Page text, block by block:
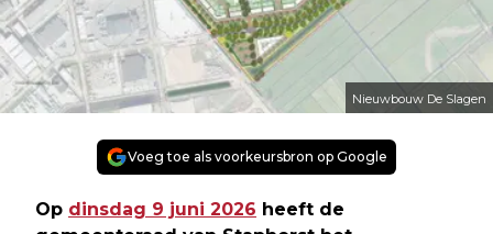
Nieuwbouw De Slagen
Voeg toe als voorkeursbron op Google
Op dinsdag 9 juni 2026 heeft de